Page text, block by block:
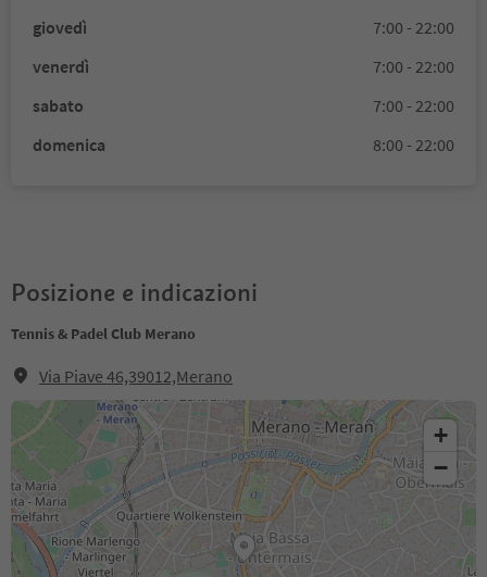
giovedì
7:00 - 22:00
venerdì
7:00 - 22:00
sabato
7:00 - 22:00
domenica
8:00 - 22:00
Posizione e indicazioni
Tennis & Padel Club Merano
Via Piave 46,39012,Merano
+
−